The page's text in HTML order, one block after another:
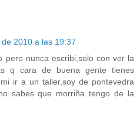
2010 a las 19:37
pero nunca escribi,solo con ver la
q cara de buena gente tienes
ir a un taller,soy de pontevedra
sabes que morriña tengo de la